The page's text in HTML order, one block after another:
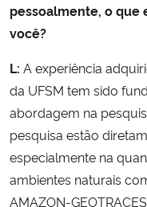
pessoalmente, o que
você?
L: A experiência
da UFSM tem sido
abordagem na
pesquisa estão
especialmente na
ambientes naturais
AMAZON-